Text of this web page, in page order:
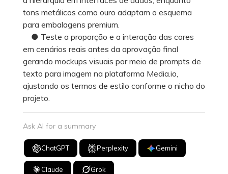
tons metálicos como ouro adaptam o esquema
para embalagens premium.
● Teste a proporção e a interação das cores
em cenários reais antes da aprovação final
gerando mockups visuais por meio de prompts de
texto para imagem na plataforma Media.io,
ajustando os termos de estilo conforme o nicho do
projeto.
Ask AI for a summary
ChatGPT Perplexity Gemini
Claude Grok